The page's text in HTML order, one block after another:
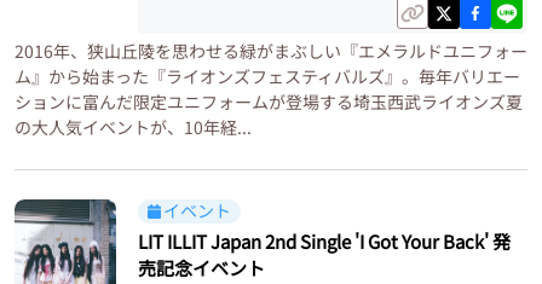
2016年、狭山丘陵を思わせる緑がまぶしい『エメラルドユニフォー
ム』から始まった『ライオンズフェスティバルズ』。毎年バリエー
ションに富んだ限定ユニフォームが登場する埼玉西武ライオンズ夏
の大人気イベントが、10年経...
イベント
LIT ILLIT Japan 2nd Single 'I Got Your Back' 発
売記念イベント